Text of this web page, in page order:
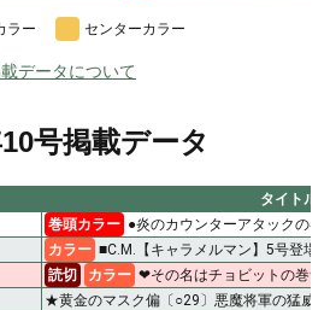
ラー センターカラー
データについて
号掲載データ
タイトル
巻頭カラー ●炎のカウンターアタックの巻
カラー ■C.M.【キャラメルマン】5号登場!
読切 カラー ❤その名はチョビットの巻
★黄金のマスク偏〔○29〕悪魔将軍の猛威!!